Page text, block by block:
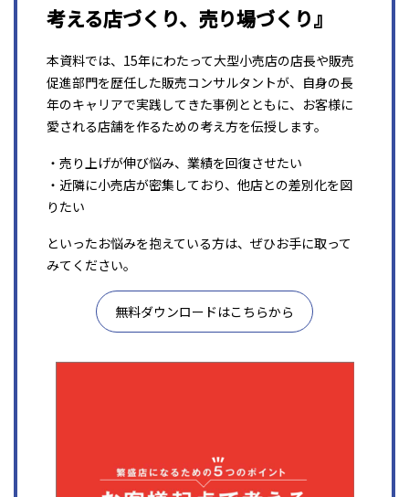
考える店づくり、売り場づくり』
本資料では、15年にわたって大型小売店の店長や販売
促進部門を歴任した販売コンサルタントが、自身の長
年のキャリアで実践してきた事例とともに、お客様に
愛される店舗を作るための考え方を伝授します。
・売り上げが伸び悩み、業績を回復させたい
・近隣に小売店が密集しており、他店との差別化を図
りたい
といったお悩みを抱えている方は、ぜひお手に取って
みてください。
無料ダウンロードはこちらから